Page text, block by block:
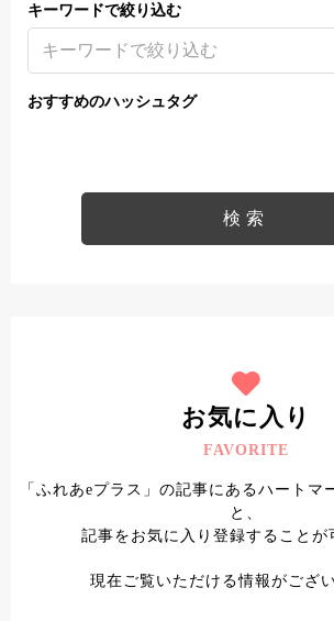
キーワードで絞り込む
おすすめのハッシュタグ
お気に入り
FAVORITE
「ふれあeプラス」の記事にあるハートマ
と、
記事をお気に入り登録することが
現在ご覧いただける情報がござい